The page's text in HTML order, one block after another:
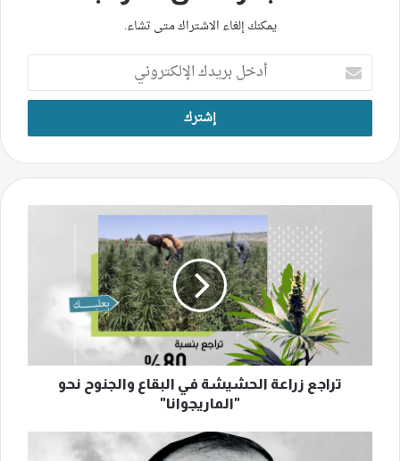
يمكنك إلغاء الاشتراك متى تشاء.
أدخل
بريدك
الإلكتروني
والجنوح
"الماريجوانا"
تراجع زراعة الحشيشة في البقاع والجنوح نحو
"الماريجوانا"